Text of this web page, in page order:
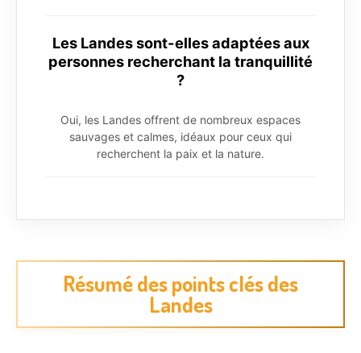
Les Landes sont-elles adaptées aux
personnes recherchant la tranquillité
?
Oui, les Landes offrent de nombreux espaces
sauvages et calmes, idéaux pour ceux qui
recherchent la paix et la nature.
Résumé des points clés des
Landes